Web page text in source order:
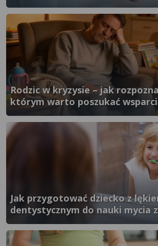
}" />
}" />
Rodzic w kryzysie – jak
którym warto poszukać
}" />
Jak przygotować dziecko z
dentystycznym do nauki mycia